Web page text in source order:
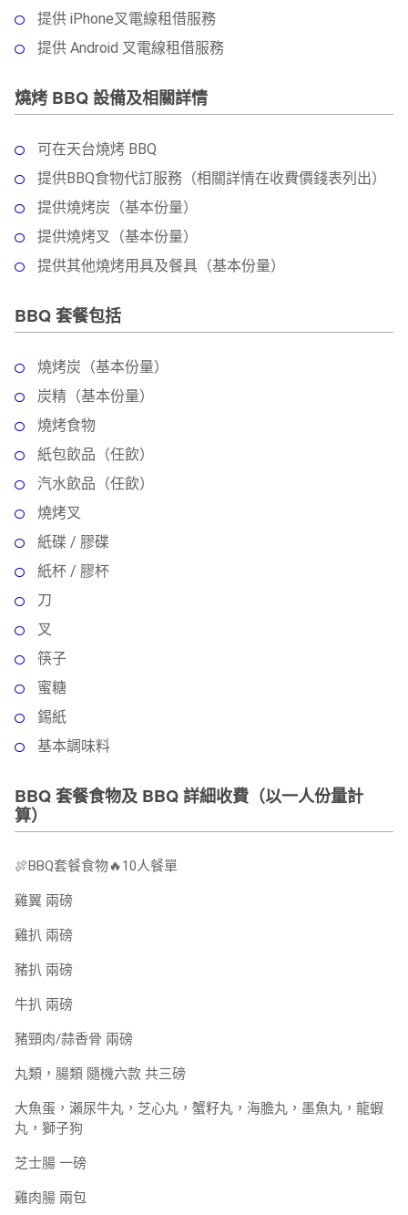
提供 iPhone叉電線租借服務
提供 Android 叉電線租借服務
燒烤 BBQ 設備及相關詳情
可在天台燒烤 BBQ
提供BBQ食物代訂服務（相關詳情在收費價錢表列出）
提供燒烤炭（基本份量）
提供燒烤叉（基本份量）
提供其他燒烤用具及餐具（基本份量）
BBQ 套餐包括
燒烤炭（基本份量）
炭精（基本份量）
燒烤食物
紙包飲品（任飲）
汽水飲品（任飲）
燒烤叉
紙碟 / 膠碟
紙杯 / 膠杯
刀
叉
筷子
蜜糖
錫紙
基本調味料
BBQ 套餐食物及 BBQ 詳細收費（以一人份量計
算）
🍖BBQ套餐食物🔥10人餐單
雞翼 兩磅
雞扒 兩磅
豬扒 兩磅
牛扒 兩磅
豬頸肉/蒜香骨 兩磅
丸類，腸類 隨機六款 共三磅
大魚蛋，瀨尿牛丸，芝心丸，蟹籽丸，海膽丸，墨魚丸，龍蝦
丸，獅子狗
芝士腸 一磅
雞肉腸 兩包